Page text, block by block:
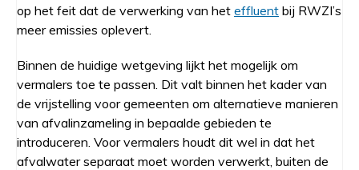
op het feit dat de verwerking van het effluent bij RWZI’s
meer emissies oplevert.
Binnen de huidige wetgeving lijkt het mogelijk om
vermalers toe te passen. Dit valt binnen het kader van
de vrijstelling voor gemeenten om alternatieve manieren
van afvalinzameling in bepaalde gebieden te
introduceren. Voor vermalers houdt dit wel in dat het
afvalwater separaat moet worden verwerkt, buiten de